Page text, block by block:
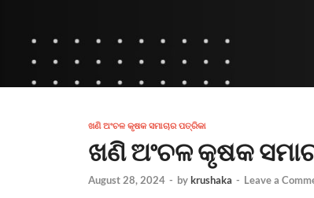
ଖଣି ଅଂଚଳ କୃଷକ ସମାଚାର ପତ୍ରିକା
ଖଣି ଅଂଚଳ କୃଷକ
August 28, 2024 - bykrushaka - Leave a